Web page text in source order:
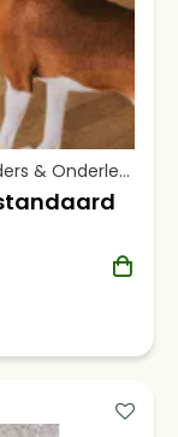
Accessoires - Eten & Drinken - Staanders & Onderleggers